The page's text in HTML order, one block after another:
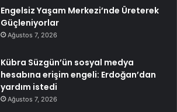
Engelsiz Yaşam Merkezi’nde Üreterek
Güçleniyorlar
Ağustos 7, 2026
Kübra Süzgün’ün sosyal medya
hesabına erişim engeli: Erdoğan’dan
yardım istedi
Ağustos 7, 2026